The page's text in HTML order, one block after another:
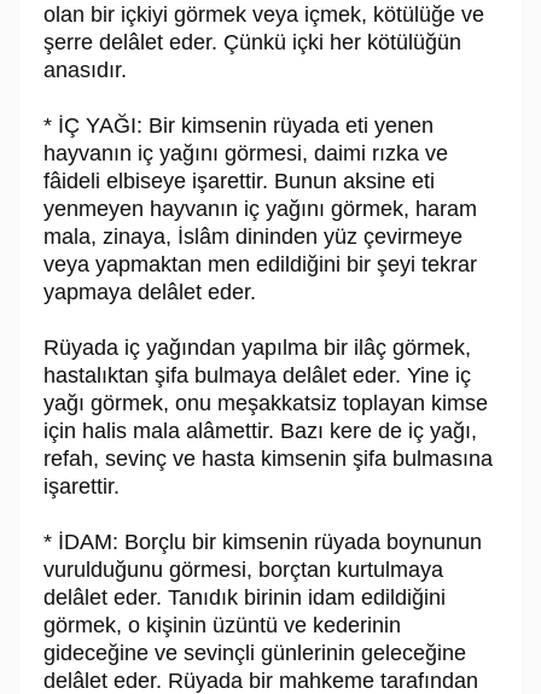
olan bir içkiyi görmek veya içmek, kötülüğe ve
şerre delâlet eder. Çünkü içki her kötülüğün
anasıdır.
* İÇ YAĞI: Bir kimsenin rüyada eti yenen
hayvanın iç yağını görmesi, daimi rızka ve
fâideli elbiseye işarettir. Bunun aksine eti
yenmeyen hayvanın iç yağını görmek, haram
mala, zinaya, İslâm dininden yüz çevirmeye
veya yapmaktan men edildiğini bir şeyi tekrar
yapmaya delâlet eder.
Rüyada iç yağından yapılma bir ilâç görmek,
hastalıktan şifa bulmaya delâlet eder. Yine iç
yağı görmek, onu meşakkatsiz toplayan kimse
için halis mala alâmettir. Bazı kere de iç yağı,
refah, sevinç ve hasta kimsenin şifa bulmasına
işarettir.
* İDAM: Borçlu bir kimsenin rüyada boynunun
vurulduğunu görmesi, borçtan kurtulmaya
delâlet eder. Tanıdık birinin idam edildiğini
görmek, o kişinin üzüntü ve kederinin
gideceğine ve sevinçli günlerinin geleceğine
delâlet eder. Rüyada bir mahkeme tarafından